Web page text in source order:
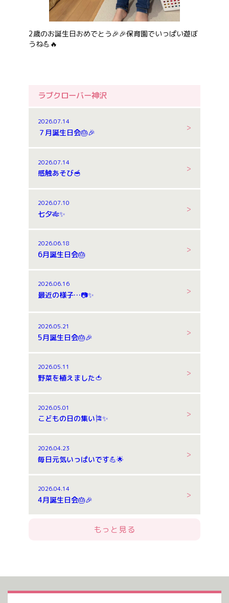
2歳のお誕生日おめでとう🎉🎉保育園でいっぱい遊ぼ
うね💪🔥
ラブクローバー神沢
2026.07.14
７月誕生日会🎂🎉
2026.07.14
感触あそび🥣
2026.07.10
七夕🎋✨
2026.06.18
6月誕生日会🎂
2026.06.16
最近の様子…📷✨
2026.05.21
5月誕生日会🎂🎉
2026.05.11
野菜を植えました🍅
2026.05.01
こどもの日の集い🎏✨
2026.04.23
毎日元気いっぱいです💪🌟
2026.04.14
4月誕生日会🎂🎉
もっと見る